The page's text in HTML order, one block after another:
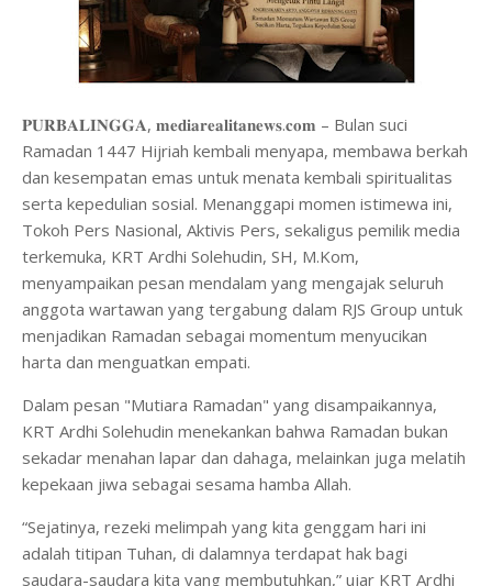
𝐏𝐔𝐑𝐁𝐀𝐋𝐈𝐍𝐆𝐆𝐀, 𝐦𝐞𝐝𝐢𝐚𝐫𝐞𝐚𝐥𝐢𝐭𝐚𝐧𝐞𝐰𝐬.𝐜𝐨𝐦 – Bulan suci
Ramadan 1447 Hijriah kembali menyapa, membawa berkah
dan kesempatan emas untuk menata kembali spiritualitas
serta kepedulian sosial. Menanggapi momen istimewa ini,
Tokoh Pers Nasional, Aktivis Pers, sekaligus pemilik media
terkemuka, KRT Ardhi Solehudin, SH, M.Kom,
menyampaikan pesan mendalam yang mengajak seluruh
anggota wartawan yang tergabung dalam RJS Group untuk
menjadikan Ramadan sebagai momentum menyucikan
harta dan menguatkan empati.
Dalam pesan "Mutiara Ramadan" yang disampaikannya,
KRT Ardhi Solehudin menekankan bahwa Ramadan bukan
sekadar menahan lapar dan dahaga, melainkan juga melatih
kepekaan jiwa sebagai sesama hamba Allah.
“Sejatinya, rezeki melimpah yang kita genggam hari ini
adalah titipan Tuhan, di dalamnya terdapat hak bagi
saudara-saudara kita yang membutuhkan,” ujar KRT Ardhi